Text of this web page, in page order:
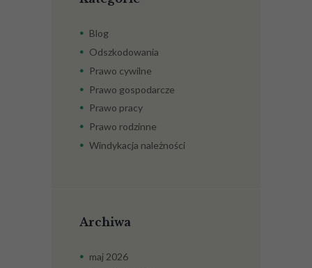
Blog
Odszkodowania
Prawo cywilne
Prawo gospodarcze
Prawo pracy
Prawo rodzinne
Windykacja należności
Archiwa
maj 2026